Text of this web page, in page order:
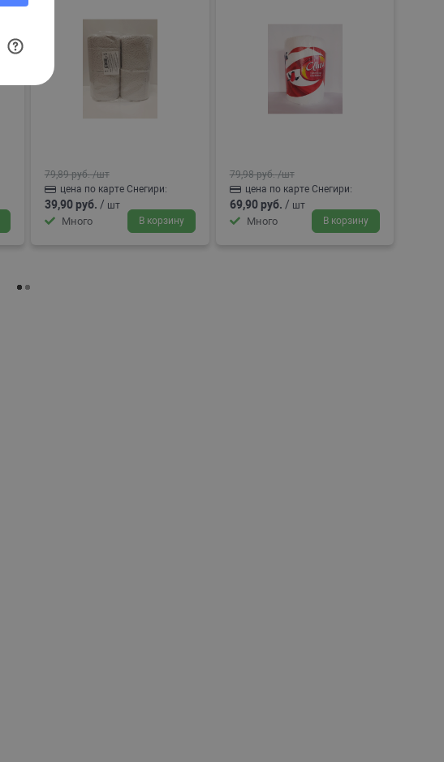
79,89 руб. /шт
цена по карте Снегири:
39,90 руб. / шт
Много В корзину
79,98 руб. /шт
цена по карте Снегири:
69,90 руб. / шт
Много В корзину